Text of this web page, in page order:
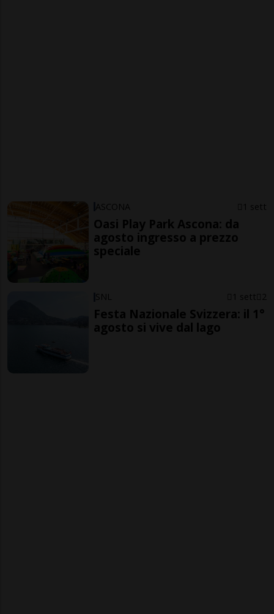
ASCONA 1 sett
Oasi Play Park Ascona: da
agosto ingresso a prezzo
speciale
SNL 1 sett 2
Festa Nazionale Svizzera: il 1°
agosto si vive dal lago